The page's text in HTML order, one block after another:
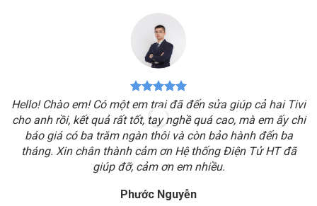
Hello! Chào em! Có một em trai đã đến sửa giúp cả hai Tivi
cho anh rồi, kết quả rất tốt, tay nghề quá cao, mà em ấy chỉ
báo giá có ba trăm ngàn thôi và còn bảo hành đến ba
tháng. Xin chân thành cảm ơn Hệ thống Điện Tử HT đã
giúp đỡ, cảm ơn em nhiều.
Phước Nguyễn